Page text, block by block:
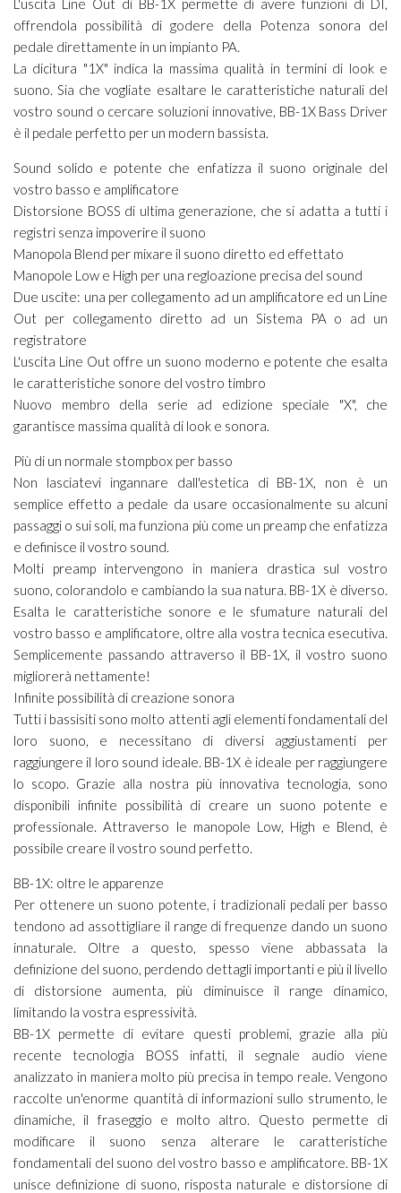
L'uscita Line Out di BB-1X permette di avere funzioni di DI,
offrendola possibilità di godere della Potenza sonora del
pedale direttamente in un impianto PA.
La dicitura "1X" indica la massima qualità in termini di look e
suono. Sia che vogliate esaltare le caratteristiche naturali del
vostro sound o cercare soluzioni innovative, BB-1X Bass Driver
è il pedale perfetto per un modern bassista.
Sound solido e potente che enfatizza il suono originale del
vostro basso e amplificatore
Distorsione BOSS di ultima generazione, che si adatta a tutti i
registri senza impoverire il suono
Manopola Blend per mixare il suono diretto ed effettato
Manopole Low e High per una regloazione precisa del sound
Due uscite: una per collegamento ad un amplificatore ed un Line
Out per collegamento diretto ad un Sistema PA o ad un
registratore
L'uscita Line Out offre un suono moderno e potente che esalta
le caratteristiche sonore del vostro timbro
Nuovo membro della serie ad edizione speciale "X", che
garantisce massima qualità di look e sonora.
Più di un normale stompbox per basso
Non lasciatevi ingannare dall'estetica di BB-1X, non è un
semplice effetto a pedale da usare occasionalmente su alcuni
passaggi o sui soli, ma funziona più come un preamp che enfatizza
e definisce il vostro sound.
Molti preamp intervengono in maniera drastica sul vostro
suono, colorandolo e cambiando la sua natura. BB-1X è diverso.
Esalta le caratteristiche sonore e le sfumature naturali del
vostro basso e amplificatore, oltre alla vostra tecnica esecutiva.
Semplicemente passando attraverso il BB-1X, il vostro suono
migliorerà nettamente!
Infinite possibilità di creazione sonora
Tutti i bassisiti sono molto attenti agli elementi fondamentali del
loro suono, e necessitano di diversi aggiustamenti per
raggiungere il loro sound ideale. BB-1X è ideale per raggiungere
lo scopo. Grazie alla nostra più innovativa tecnologia, sono
disponibili infinite possibilità di creare un suono potente e
professionale. Attraverso le manopole Low, High e Blend, è
possibile creare il vostro sound perfetto.
BB-1X: oltre le apparenze
Per ottenere un suono potente, i tradizionali pedali per basso
tendono ad assottigliare il range di frequenze dando un suono
innaturale. Oltre a questo, spesso viene abbassata la
definizione del suono, perdendo dettagli importanti e più il livello
di distorsione aumenta, più diminuisce il range dinamico,
limitando la vostra espressività.
BB-1X permette di evitare questi problemi, grazie alla più
recente tecnologia BOSS infatti, il segnale audio viene
analizzato in maniera molto più precisa in tempo reale. Vengono
raccolte un'enorme quantità di informazioni sullo strumento, le
dinamiche, il fraseggio e molto altro. Questo permette di
modificare il suono senza alterare le caratteristiche
fondamentali del suono del vostro basso e amplificatore. BB-1X
unisce definizione di suono, risposta naturale e distorsione di